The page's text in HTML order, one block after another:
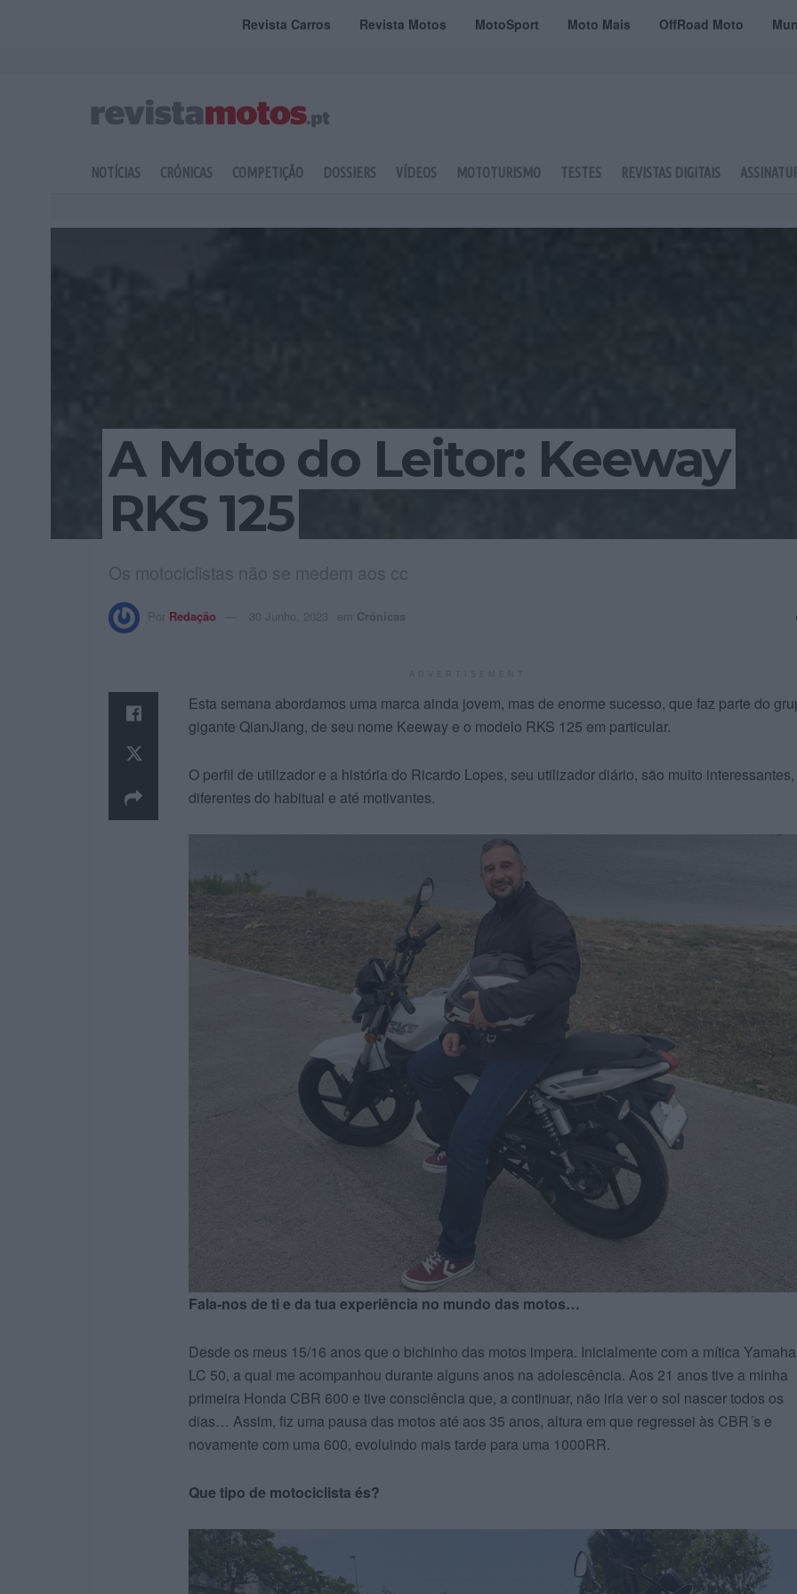
Revista Carros Revista Motos MotoSport Moto Mais OffRoad Moto
NOTÍCIAS CRÓNICAS COMPETIÇÃO DOSSIERS VÍDEOS MOTOTURISMO TESTES REVISTAS DIGITAIS
A Moto do Leitor: Keeway
RKS 125
Os motociclistas não se medem aos cc
Por Redação 30 Junho, 2023 em Crónicas
Esta semana abordamos uma marca ainda jovem, mas de enorme sucesso, que faz parte do
gigante QianJiang, de seu nome Keeway e o modelo RKS 125 em particular.
O perfil de utilizador e a história do Ricardo Lopes, seu utilizador diário, são muito interessantes,
diferentes do habitual e até motivantes.
Fala-nos de ti e da tua experiência no mundo das motos…
Desde os meus 15/16 anos que o bichinho das motos impera. Inicialmente com a mítica
LC 50, a qual me acompanhou durante alguns anos na adolescência. Aos 21 anos tive a minha
primeira Honda CBR 600 e tive consciência que, a continuar, não iria ver o sol nascer todos os
dias… Assim, fiz uma pausa das motos até aos 35 anos, altura em que regressei às CBR´s e
novamente com uma 600, evoluindo mais tarde para uma 1000RR.
Que tipo de motociclista és?